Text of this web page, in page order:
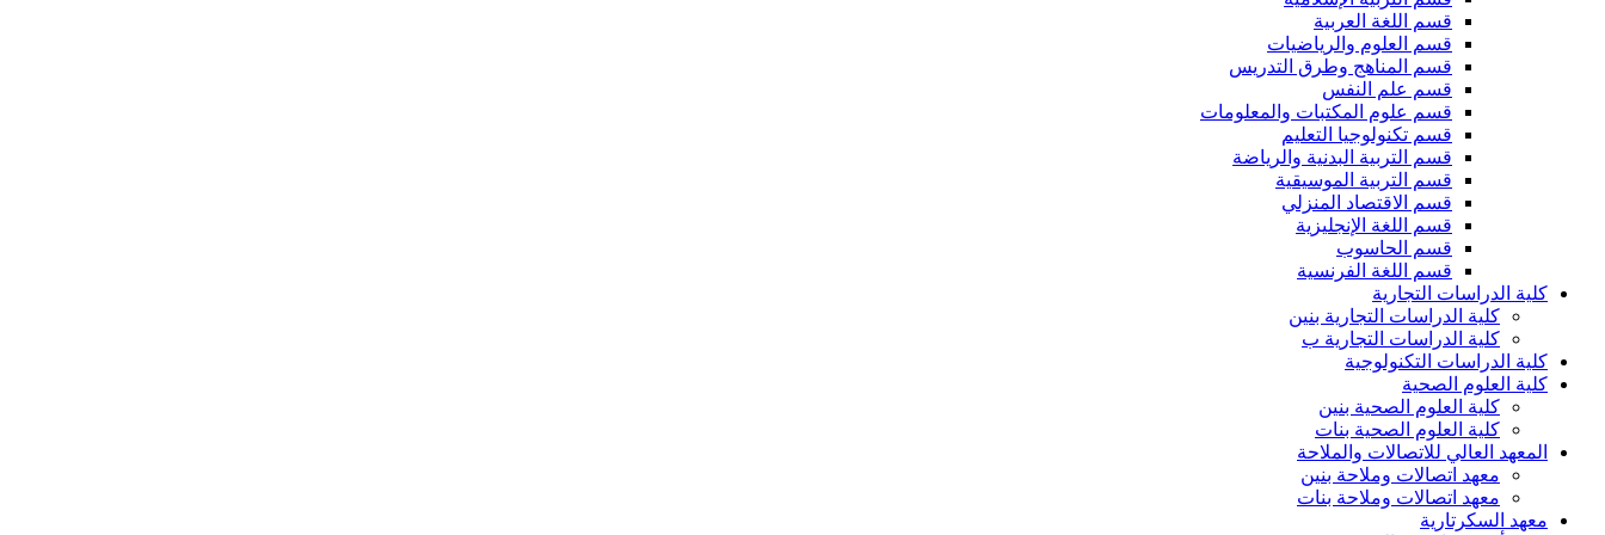
قسم اللغة العربية
قسم العلوم والرياضيات
قسم المناهج وطرق التدريس
قسم علم النفس
قسم علوم المكتبات والمعلومات
قسم تكنولوجيا التعليم
قسم التربية البدنية والرياضة
قسم التربية الموسيقية
قسم الاقتصاد المنزلي
قسم اللغة الإنجليزية
قسم الحاسوب
قسم اللغة الفرنسية
كلية الدراسات التجارية
كلية الدراسات التجارية بنين
كلية الدراسات التجارية ب
كلية الدراسات التكنولوجية
كلية العلوم الصحية
كلية العلوم الصحية بنين
كلية العلوم الصحية بنات
المعهد العالي للاتصالات والملاحة
معهد اتصالات وملاحة بنين
معهد اتصالات وملاحة بنات
معهد السكرتارية